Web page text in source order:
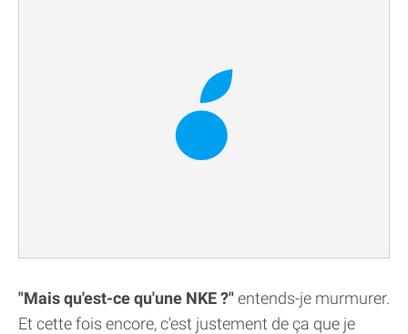
"Mais qu'est-ce qu'une NKE ?"entends-je murmurer.
Et cette fois encore, c'est justement de ça que je